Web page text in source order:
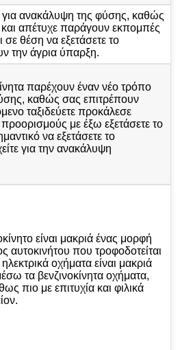
για ανακάλυψη της φύσης, καθώς
και απέτυχε παράγουν εκπομπές
σε θέση να εξετάσετε το
την άγρια ​​ύπαρξη.
παρέχουν έναν νέο τρόπο
καθώς σας επιτρέπουν
ταξιδεύετε προκάλεσε
με έξω εξετάσετε το
να εξετάσετε το
για την ανακάλυψη
είναι μακριά ένας μορφή
αυτοκινήτου που τροφοδοτείται
οχήματα είναι μακριά
τα βενζινοκίνητα οχήματα,
πιο με επιτυχία και φιλικά